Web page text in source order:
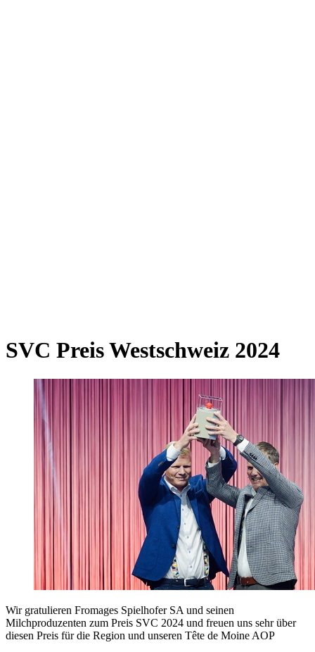
SVC Preis Westschweiz 2024
Wir gratulieren Fromages Spielhofer SA und seinen
Milchproduzenten zum Preis SVC 2024 und freuen uns sehr über
diesen Preis für die Region und unseren Tête de Moine AOP